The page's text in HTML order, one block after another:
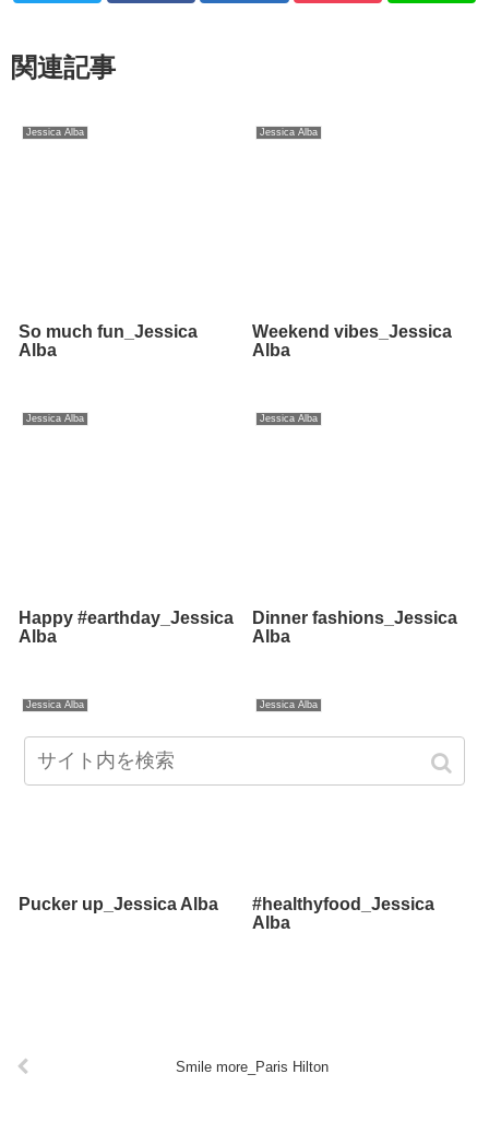
関連記事
Jessica Alba
So much fun_Jessica
Alba
Jessica Alba
Weekend vibes_Jessica
Alba
Jessica Alba
Happy #earthday_Jessica
Alba
Jessica Alba
Dinner fashions_Jessica
Alba
Jessica Alba
Pucker up_Jessica Alba
Jessica Alba
#healthyfood_Jessica
Alba
Smile more_Paris Hilton